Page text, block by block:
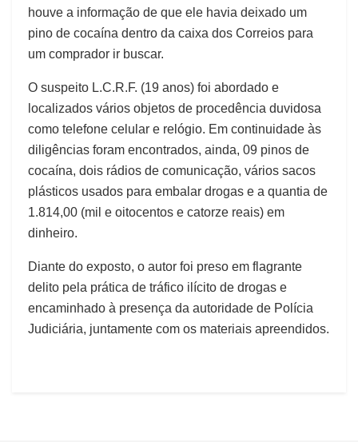
houve a informação de que ele havia deixado um
pino de cocaína dentro da caixa dos Correios para
um comprador ir buscar.
O suspeito L.C.R.F. (19 anos) foi abordado e
localizados vários objetos de procedência duvidosa
como telefone celular e relógio. Em continuidade às
diligências foram encontrados, ainda, 09 pinos de
cocaína, dois rádios de comunicação, vários sacos
plásticos usados para embalar drogas e a quantia de
1.814,00 (mil e oitocentos e catorze reais) em
dinheiro.
Diante do exposto, o autor foi preso em flagrante
delito pela prática de tráfico ilícito de drogas e
encaminhado à presença da autoridade de Polícia
Judiciária, juntamente com os materiais apreendidos.